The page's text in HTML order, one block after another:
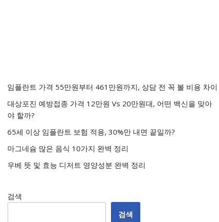
임플란트 가격 55만원부터 461만원까지, 상담 전 꼭 볼 비용 차이
대상포진 예방접종 가격 12만원 Vs 20만원대, 어떤 백신을 맞아
야 할까?
65세 이상 임플란트 보험 적용, 30%만 내면 끝일까?
마그네슘 많은 음식 10가지 완벽 정리
우베 뜻 및 효능 디저트 영양성분 완벽 정리
검색
검색